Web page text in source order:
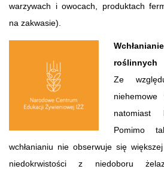
warzywach i owocach, produktach
na zakwasie).
roślinnych
Ze
niehemowe
natomiast
Pomimo
wchłanianiu nie obserwuje się
niedokrwistości z niedoboru